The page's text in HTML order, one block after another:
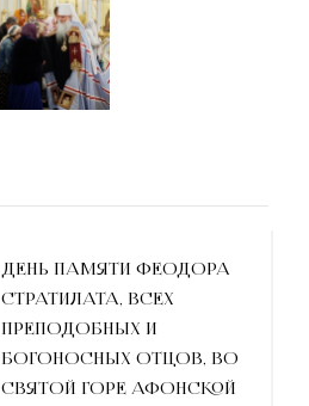
ДЕНЬ ПАМЯТИ ФЕОДОРА
СТРАТИЛАТА, ВСЕХ
ПРЕПОДОБНЫХ И
БОГОНОСНЫХ ОТЦОВ, ВО
СВЯТОЙ ГОРЕ АФОНСКОЙ